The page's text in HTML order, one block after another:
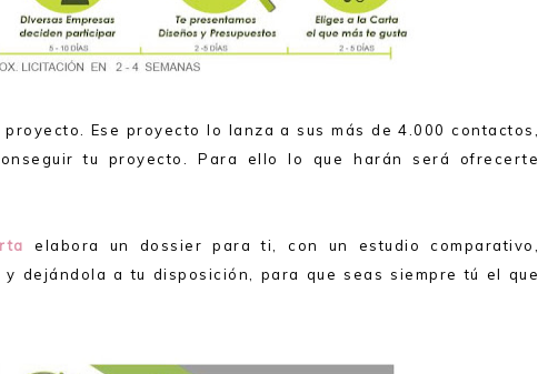
Ese proyecto lo lanza a sus más de 4.000 contactos,
tu proyecto. Para ello lo que harán será ofrecerte
elabora un dossier para ti, con un estudio comparativo,
dejándola a tu disposición, para que seas siempre tú el que